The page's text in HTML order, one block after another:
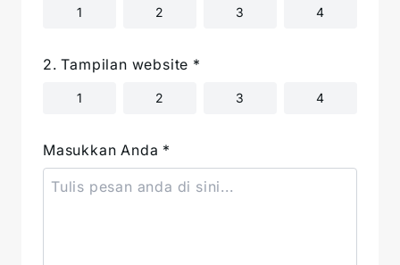
1 2 3 4
2. Tampilan website *
1 2 3 4
Masukkan Anda *